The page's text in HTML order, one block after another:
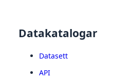
Datakatalogar
Datasett
API